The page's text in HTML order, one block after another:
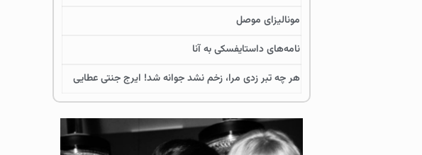
مونالیزای موصل
نامه‌های داستایفسکی به آنا
هر چه تبر زدی مرا، زخم نشد جوانه شد! ایرج جنتی عطایی